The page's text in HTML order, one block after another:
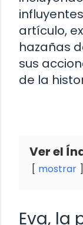
artículo,
hazañas
sus
de la
Ver el
mostrar
Eva, la